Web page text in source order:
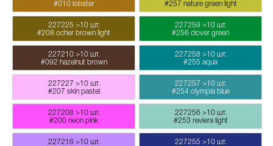
#010 lobster
227225
#208 ocher brown light
>10 шт.
227210
#092 hazelnut brown
>10 шт.
227227
#207 skin pastel
>10 шт.
227208
#200 neon pink
>10 шт.
227216 >10 шт.
#257 nature green light
227259
#256 clover green
>10 шт.
227258
#255 aqua
>10 шт.
227257
#254 olympia blue
>10 шт.
227256
#253 reviera light
>10 шт.
227255 >10 шт.